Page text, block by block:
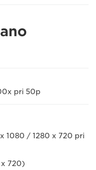
pri 50p
1080 / 1280 x 720 pri
x 720)